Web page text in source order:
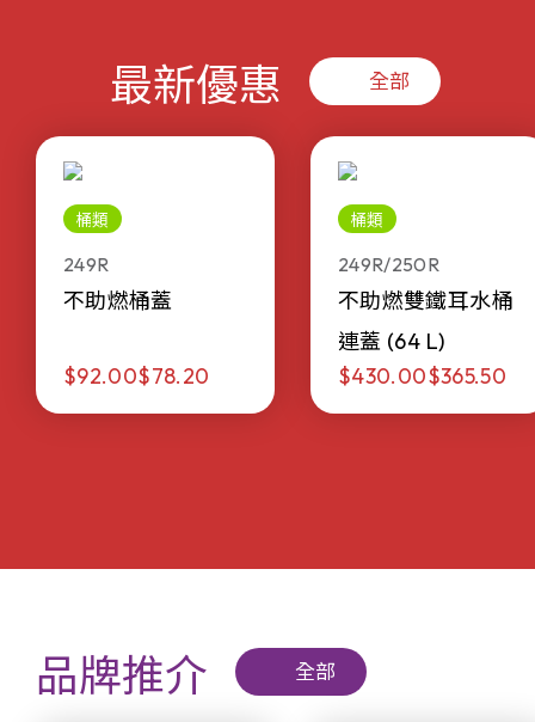
最新優惠 全部
桶類
249R
不助燃桶蓋
$92.00$78.20
桶類
249R/250R
不助燃雙鐵耳水桶
連蓋 (64 L)
$430.00$365.50
品牌推介 全部